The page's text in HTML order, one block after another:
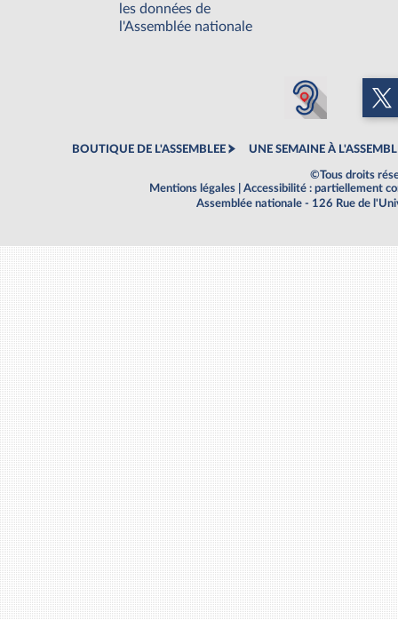
les données de
l'Assemblée nationale
BOUTIQUE DE L'ASSEMBLEE UNE SEMAINE À
©Tous droits
Mentions légales
Accessibilité : partiellement
Assemblée nationale - 126 Rue de